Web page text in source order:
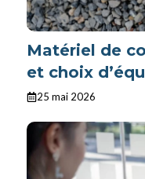
Matériel de
et choix
25 mai 2026